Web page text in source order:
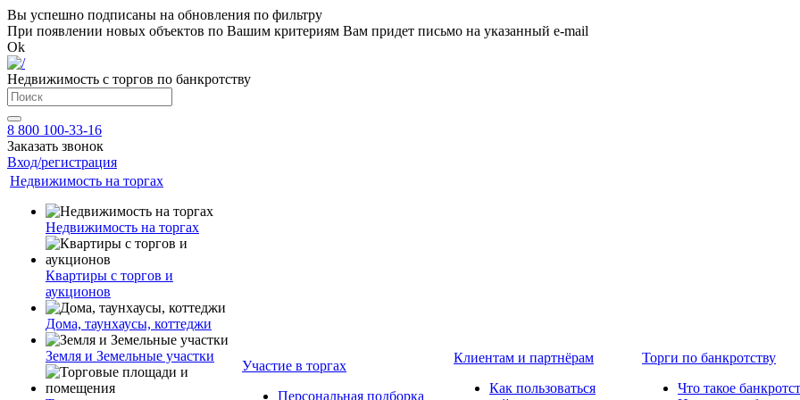
Вы успешно подписаны на обновления по фильтру
При появлении новых объектов по Вашим критериям Вам придет письмо на указанный e-mail
Ok
Недвижимость с торгов по банкротству
8 800 100-33-16
Заказать звонок
Вход/регистрация
Недвижимость на торгах
Недвижимость на торгах
Квартиры с торгов и
аукционов
Дома, таунхаусы, коттеджи
Земля и Земельные участки
Участие в торгах
Персональная подборка
Клиентам и партнёрам
Как пользоваться
Торги по банкротству
Что такое